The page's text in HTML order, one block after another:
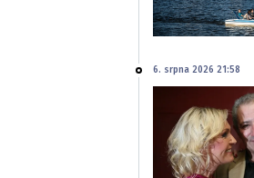
6. srpna 2026 21:58